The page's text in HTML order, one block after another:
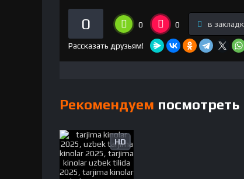
0 0 0 в
Рассказать друзьям!
Рекомендуем посмотреть
HD